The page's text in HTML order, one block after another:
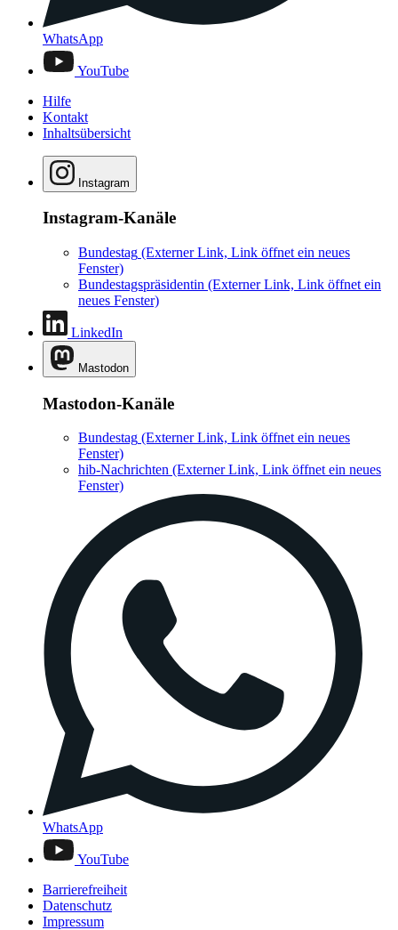
WhatsApp
YouTube
Hilfe
Kontakt
Inhaltsübersicht
Instagram
Instagram-Kanäle
Bundestag (Externer Link, Link öffnet ein neues
Fenster)
Bundestagspräsidentin (Externer Link, Link öffnet ein
neues Fenster)
LinkedIn
Mastodon
Mastodon-Kanäle
Bundestag (Externer Link, Link öffnet ein neues
Fenster)
hib-Nachrichten (Externer Link, Link öffnet ein neues
Fenster)
WhatsApp
YouTube
Barrierefreiheit
Datenschutz
Impressum